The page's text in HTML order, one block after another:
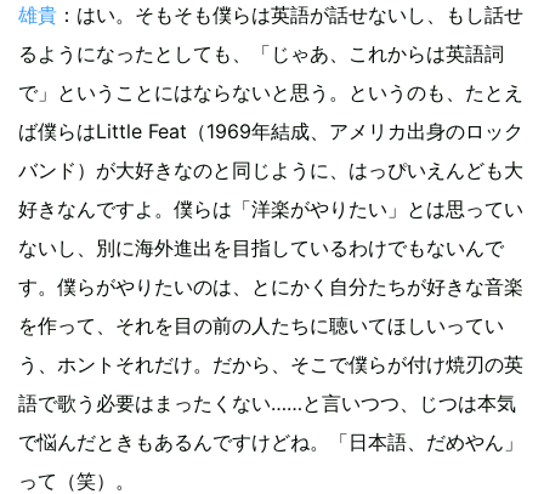
雄貴 ：はい。そもそも僕らは英語が話せないし、もし話せ
るようになったとしても、「じゃあ、これからは英語詞
で」ということにはならないと思う。というのも、たとえ
ば僕らはLittle Feat（1969年結成、アメリカ出身のロック
バンド）が大好きなのと同じように、はっぴいえんども大
好きなんですよ。僕らは「洋楽がやりたい」とは思ってい
ないし、別に海外進出を目指しているわけでもないんで
す。僕らがやりたいのは、とにかく自分たちが好きな音楽
を作って、それを目の前の人たちに聴いてほしいってい
う、ホントそれだけ。だから、そこで僕らが付け焼刃の英
語で歌う必要はまったくない……と言いつつ、じつは本気
で悩んだときもあるんですけどね。「日本語、だめやん」
って（笑）。